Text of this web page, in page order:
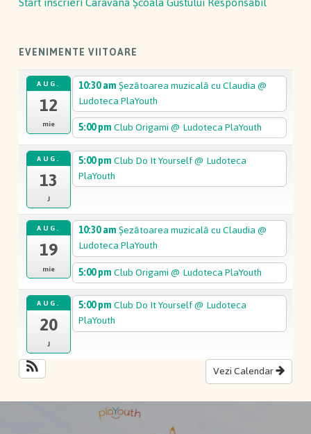
EVENIMENTE VIITOARE
AUG.
12
mie
10:30 amȘezătoarea muzicală cu Claudia@
Ludoteca PlaYouth
5:00 pmClub Origami@ Ludoteca PlaYouth
AUG.
13
J
5:00 pmClub Do It Yourself@ Ludoteca
PlaYouth
AUG.
19
mie
10:30 amȘezătoarea muzicală cu Claudia@
Ludoteca PlaYouth
5:00 pmClub Origami@ Ludoteca PlaYouth
AUG.
20
J
5:00 pmClub Do It Yourself@ Ludoteca
PlaYouth
Vezi Calendar